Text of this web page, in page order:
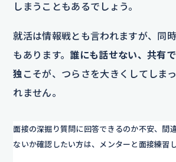
しまうこともあるでしょう。
就活は情報戦とも言われますが、同
もあります。 誰にも話せない、共有
独 こそが、つらさを大きくしてしま
れません。
面接の深掘り質問に回答できるのか不安、間
ないか確認したい方は、メンターと面接練習